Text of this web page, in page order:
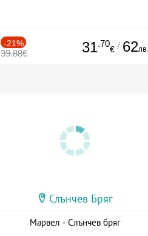
-21%
39.88€ 31.70
€ / 62лв.
Слънчев Бряг
Марвел - Слънчев бряг